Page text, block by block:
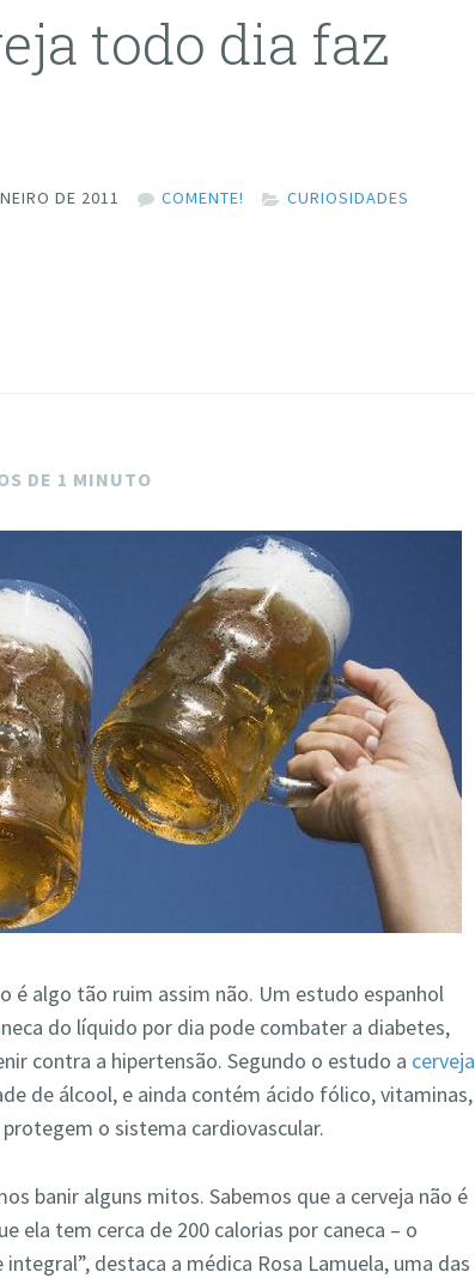
todo dia faz
DE 2011 COMENTE! CURIOSIDADES
DE 1 MINUTO
é algo tão ruim assim não. Um estudo espanhol
do líquido por dia pode combater a diabetes,
contra a hipertensão. Segundo o estudo a cerveja
de álcool, e ainda contém ácido fólico, vitaminas,
o sistema cardiovascular.
banir alguns mitos. Sabemos que a cerveja não é
ela tem cerca de 200 calorias por caneca – o
destaca a médica Rosa Lamuela, uma das